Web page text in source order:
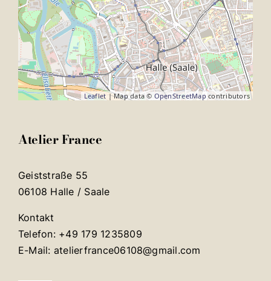
Leaflet | Map data © OpenStreetMap contributors
Atelier France
Geiststraße 55
06108 Halle / Saale
Kontakt
Telefon: +49 179 1235809
E-Mail: atelierfrance06108@gmail.com